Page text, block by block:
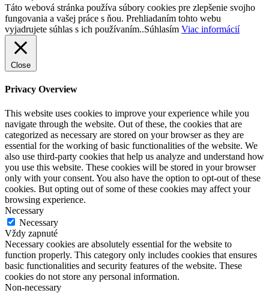
Táto webová stránka používa súbory cookies pre zlepšenie svojho
fungovania a vašej práce s ňou. Prehliadaním tohto webu
vyjadrujete súhlas s ich používaním..Súhlasím Viac informácií
Close
Privacy Overview
This website uses cookies to improve your experience while you
navigate through the website. Out of these, the cookies that are
categorized as necessary are stored on your browser as they are
essential for the working of basic functionalities of the website. We
also use third-party cookies that help us analyze and understand how
you use this website. These cookies will be stored in your browser
only with your consent. You also have the option to opt-out of these
cookies. But opting out of some of these cookies may affect your
browsing experience.
Necessary
Necessary
Vždy zapnuté
Necessary cookies are absolutely essential for the website to
function properly. This category only includes cookies that ensures
basic functionalities and security features of the website. These
cookies do not store any personal information.
Non-necessary